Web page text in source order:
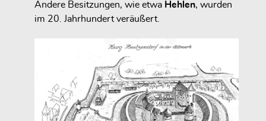
Andere Besitzungen, wie etwa Hehlen, wurden
im 20. Jahrhundert veräußert.